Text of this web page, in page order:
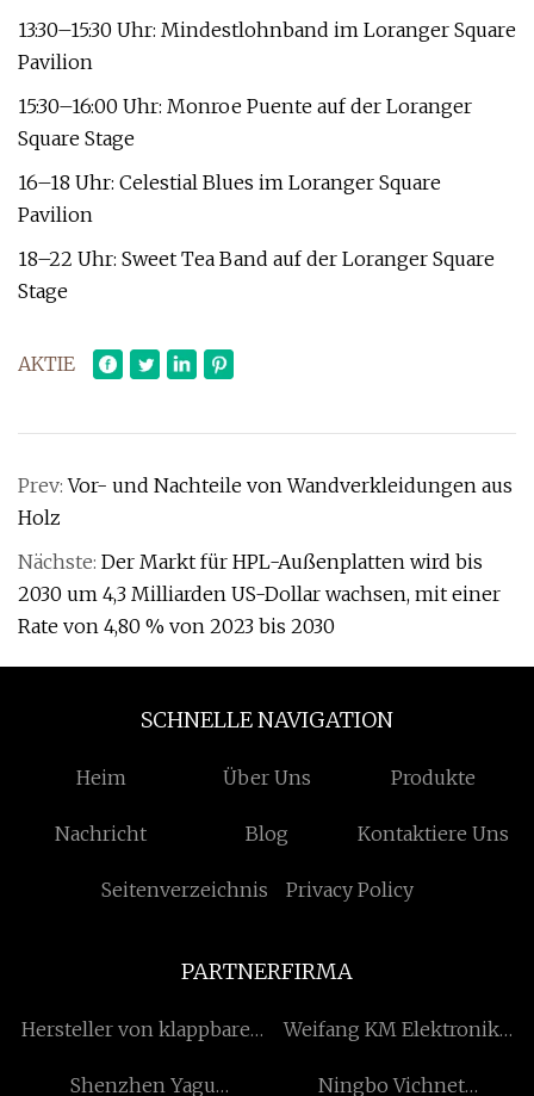
13:30–15:30 Uhr: Mindestlohnband im Loranger Square
Pavilion
15:30–16:00 Uhr: Monroe Puente auf der Loranger
Square Stage
16–18 Uhr: Celestial Blues im Loranger Square
Pavilion
18–22 Uhr: Sweet Tea Band auf der Loranger Square
Stage
AKTIE
Prev:Vor- und Nachteile von Wandverkleidungen aus
Holz
Nächste: Der Markt für HPL-Außenplatten wird bis
2030 um 4,3 Milliarden US-Dollar wachsen, mit einer
Rate von 4,80 % von 2023 bis 2030
SCHNELLE NAVIGATION
Heim Über Uns Produkte
Nachricht Blog Kontaktiere Uns
Seitenverzeichnis Privacy Policy
PARTNERFIRMA
Hersteller von klappbaren
Weifang KM Elektronik
Shenzhen Yagu
Ningbo Vichnet